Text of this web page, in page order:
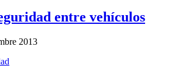
entre vehículos
2013